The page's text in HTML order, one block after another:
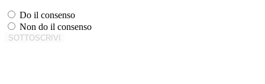
Do il consenso
Non do il consenso